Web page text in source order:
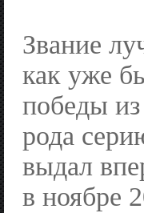
Звание
как уже
победы
рода
выдал
в ноябре